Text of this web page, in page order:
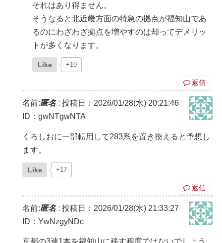
それはあり得ません。
そうなると北近畿方面の特急の拠点が福知山であ
るのにわざわざ拠点を増やすのは却ってデメリッ
トが多くなります。
Like +10
返信
名前:匿名: 投稿日：2026/01/28(水) 20:21:46
ID：gwNTgwNTA
くろしおに一部転用して283系を置き換えると予想し
ます。
Like +17
返信
名前:匿名: 投稿日：2026/01/28(水) 21:33:27
ID：YwNzgyNDc